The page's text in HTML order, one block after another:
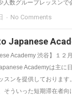
人数グループレッスンで
No Comments
Japanese
Academy 渋谷】１２
Academyは主に
スンを提供しておりま
そういった短期滞在者向